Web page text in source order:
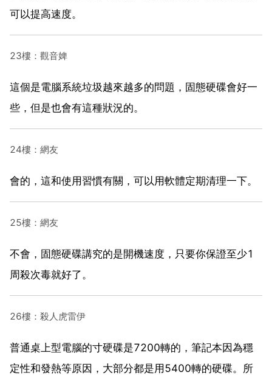
可以提高速度。
23樓：觀音婢
這個是電腦系統垃圾越來越多的問題，固態硬碟會好一
些，但是也會有這種狀況的。
24樓：網友
會的，這和使用習慣有關，可以用軟體定期清理一下。
25樓：網友
不會，固態硬碟講究的是開機速度，只要你保證至少1
周殺次毒就好了。
26樓：殺人虎雷伊
普通桌上型電腦的寸硬碟是7200轉的，筆記本因為穩
定性和發熱等原因，大部分都是用5400轉的硬碟。所